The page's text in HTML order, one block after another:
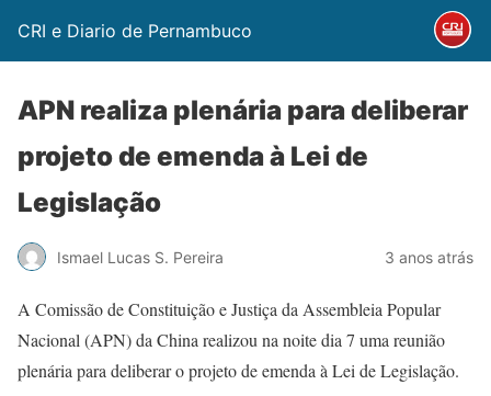
CRI e Diario de Pernambuco
APN realiza plenária para deliberar
projeto de emenda à Lei de
Legislação
Ismael Lucas S. Pereira 3 anos atrás
A Comissão de Constituição e Justiça da Assembleia Popular
Nacional (APN) da China realizou na noite dia 7 uma reunião
plenária para deliberar o projeto de emenda à Lei de Legislação.